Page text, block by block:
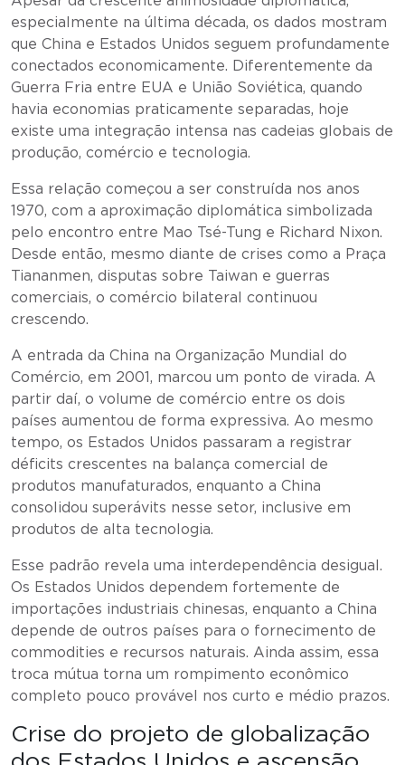
especialmente na última década, os dados mostram
que China e Estados Unidos seguem profundamente
conectados economicamente. Diferentemente da
Guerra Fria entre EUA e União Soviética, quando
havia economias praticamente separadas, hoje
existe uma integração intensa nas cadeias globais de
produção, comércio e tecnologia.
Essa relação começou a ser construída nos anos
1970, com a aproximação diplomática simbolizada
pelo encontro entre Mao Tsé-Tung e Richard Nixon.
Desde então, mesmo diante de crises como a Praça
Tiananmen, disputas sobre Taiwan e guerras
comerciais, o comércio bilateral continuou
crescendo.
A entrada da China na Organização Mundial do
Comércio, em 2001, marcou um ponto de virada. A
partir daí, o volume de comércio entre os dois
países aumentou de forma expressiva. Ao mesmo
tempo, os Estados Unidos passaram a registrar
déficits crescentes na balança comercial de
produtos manufaturados, enquanto a China
consolidou superávits nesse setor, inclusive em
produtos de alta tecnologia.
Esse padrão revela uma interdependência desigual.
Os Estados Unidos dependem fortemente de
importações industriais chinesas, enquanto a China
depende de outros países para o fornecimento de
commodities e recursos naturais. Ainda assim, essa
troca mútua torna um rompimento econômico
completo pouco provável nos curto e médio prazos.
Crise do projeto de globalização